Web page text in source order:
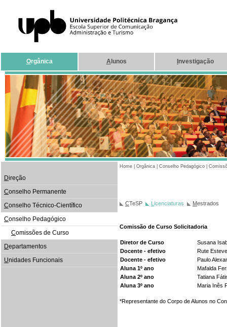
Orgânica A lunos nvestigação
Direção
Conselho Permanente
Conselho Técnico-Científico
Conselho Pedagógico
Comissões de Curso
Departamentos
Unidades Funcionais
Home Orgânica Conselho Pedagógico
CTeSP L icenciaturas Mestrados
Comissão de Curso Solicitadoria
Diretor de Curso
Susana
Docente - efetivo
Rute
Docente - efetivo
Paulo
Aluna 1º ano
Mafalda
Aluna 2º ano
Tatiana
Aluna 3º ano
Maria Inês
*Representante do Corpo de Alunos no